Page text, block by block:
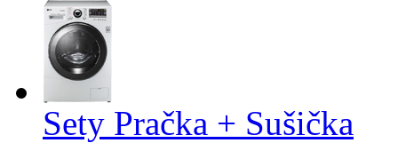
Sety Pračka + Sušička